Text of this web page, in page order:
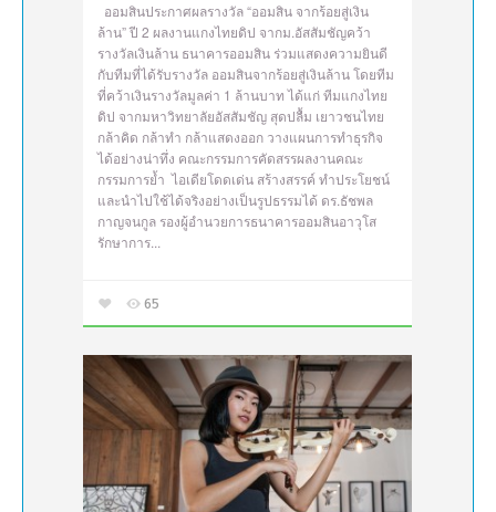
ออมสินประกาศผลรางวัล “ออมสิน จากร้อยสู่เงิน
ล้าน” ปี 2 ผลงานแกงไทยดิป จากม.อัสสัมชัญคว้า
รางวัลเงินล้าน ธนาคารออมสิน ร่วมแสดงความยินดี
กับทีมที่ได้รับรางวัล ออมสินจากร้อยสู่เงินล้าน โดยทีม
ที่คว้าเงินรางวัลมูลค่า 1 ล้านบาท ได้แก่ ทีมแกงไทย
ดิป จากมหาวิทยาลัยอัสสัมชัญ สุดปลื้ม เยาวชนไทย
กล้าคิด กล้าทำ กล้าแสดงออก วางแผนการทำธุรกิจ
ได้อย่างน่าทึ่ง คณะกรรมการคัดสรรผลงานคณะ
กรรมการย้ำ ไอเดียโดดเด่น สร้างสรรค์ ทำประโยชน์
และนำไปใช้ได้จริงอย่างเป็นรูปธรรมได้ ดร.ธัชพล
กาญจนกูล รองผู้อำนวยการธนาคารออมสินอาวุโส
รักษาการ...
65